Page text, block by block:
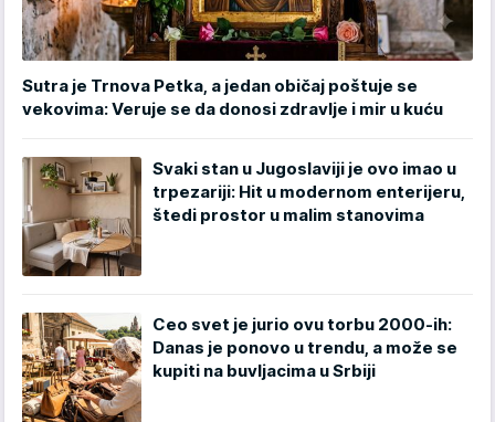
Sutra je Trnova Petka, a jedan običaj poštuje se
vekovima: Veruje se da donosi zdravlje i mir u kuću
Svaki stan u Jugoslaviji je ovo imao u
trpezariji: Hit u modernom enterijeru,
štedi prostor u malim stanovima
Ceo svet je jurio ovu torbu 2000-ih:
Danas je ponovo u trendu, a može se
kupiti na buvljacima u Srbiji